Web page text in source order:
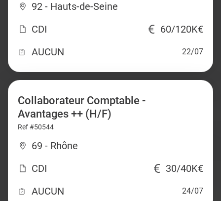
92 - Hauts-de-Seine
CDI
60/120K€
AUCUN
22/07
Collaborateur Comptable -
Avantages ++ (H/F)
Ref #50544
69 - Rhône
CDI
30/40K€
AUCUN
24/07